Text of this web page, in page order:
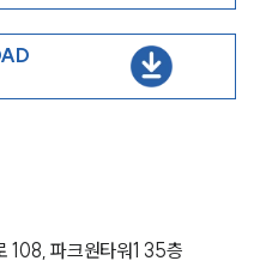
108, 파크원타워1 35층